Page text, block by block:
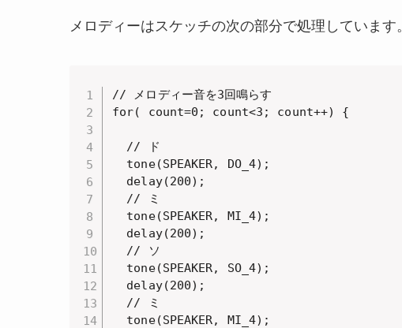
メロディーはスケッチの次の部分で処理しています。
// メロディー音を3回鳴らす
for( count=0; count<3; count++) {
  // ド
  tone(SPEAKER, DO_4);
  delay(200);
  // ミ
  tone(SPEAKER, MI_4);
  delay(200);
  // ソ
  tone(SPEAKER, SO_4);
  delay(200);
  // ミ
  tone(SPEAKER, MI_4);